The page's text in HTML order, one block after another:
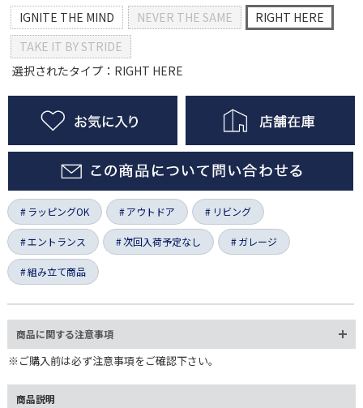
IGNITE THE MIND NEVER THE SAME
RIGHT HERE
TAKE IT BY STRIDE
選択されたタイプ：RIGHT HERE
ラッピングOK アウトドア リビング
エントランス 次回入荷予定なし ガレージ
組み立て商品
商品に関する注意事項
※ご購入前は必ず注意事項をご確認下さい。
商品説明